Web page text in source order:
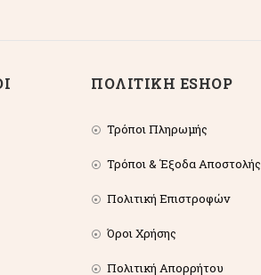
ΠΟΛΙΤΙΚΗ ESHOP
Τρόποι Πληρωμής
Τρόποι & Έξοδα Αποστολής
Πολιτική Επιστροφών
Όροι Χρήσης
Πολιτική Απορρήτου